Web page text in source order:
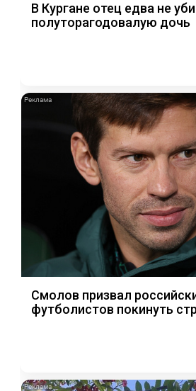
В Кургане отец едва не
полуторагодовалую дочь
Смолов призвал
футболистов покинуть